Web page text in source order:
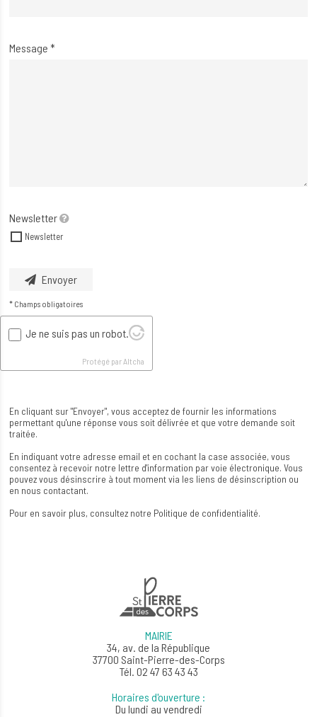
Message*
Newsletter
Newsletter
Envoyer
* Champs obligatoires
Je ne suis pas un robot.
Protégé par Altcha
En cliquant sur "Envoyer", vous acceptez de fournir les informations
permettant qu'une réponse vous soit délivrée et que votre demande soit
traitée.
En indiquant votre adresse email et en cochant la case associée, vous
consentez à recevoir notre lettre d'information par voie électronique. Vous
pouvez vous désinscrire à tout moment via les liens de désinscription ou
en nous contactant.
Pour en savoir plus, consultez notre Politique de confidentialité.
MAIRIE
34, av. de la République
37700 Saint-Pierre-des-Corps
Tél. 02 47 63 43 43
Horaires d'ouverture :
Du lundi au vendredi